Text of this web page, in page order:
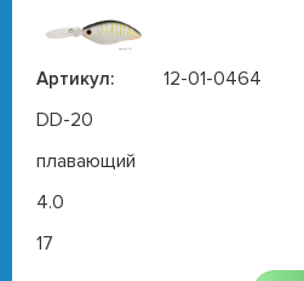
Артикул:
12-01-0464
DD-20
плавающий
4.0
17